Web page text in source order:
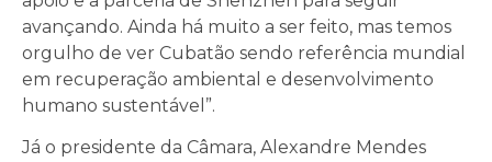
avançando. Ainda há muito a ser feito, mas temos
orgulho de ver Cubatão sendo referência mundial
em recuperação ambiental e desenvolvimento
humano sustentável”.
Já o presidente da Câmara, Alexandre Mendes